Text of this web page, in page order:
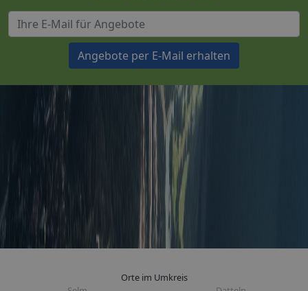
Angebote per E-Mail erhalten
Orte im Umkreis